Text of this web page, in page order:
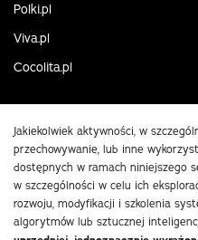
Polki.pl
Viva.pl
Cocolita.pl
Jakiekolwiek aktywności, w
przechowywanie, lub inne
dostępnych w ramach niniejszego
w szczególności w celu ich
rozwoju, modyfikacji i szkolenia
algorytmów lub sztucznej